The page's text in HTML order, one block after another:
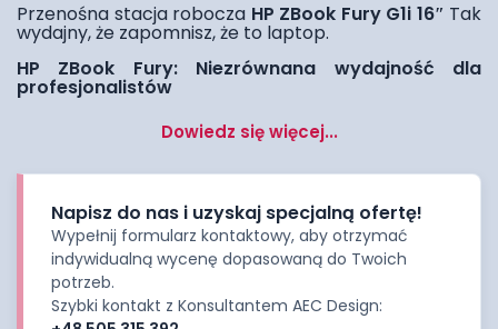
Przenośna stacja robocza HP ZBook Fury G1i 16″ Tak
wydajny, że zapomnisz, że to laptop.
HP ZBook Fury: Niezrównana wydajność dla
profesjonalistów
Dowiedz się więcej...
Napisz do nas i uzyskaj specjalną ofertę!
Wypełnij formularz kontaktowy, aby otrzymać
indywidualną wycenę dopasowaną do Twoich
potrzeb.
Szybki kontakt z Konsultantem AEC Design: